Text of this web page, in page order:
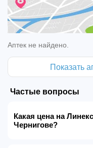
Аптек не найдено.
Показать
Частые вопросы
Какая цена на
Чернигове?